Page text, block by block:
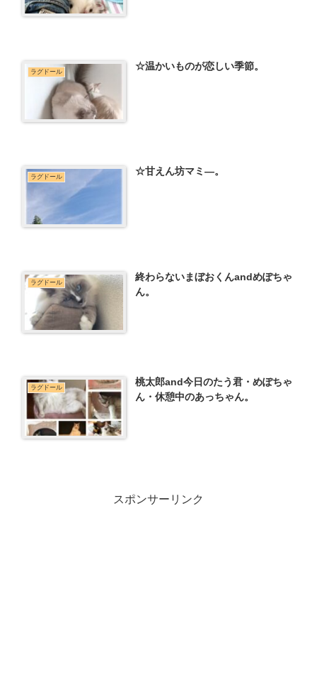
ラグドール ☆温かいものが恋しい季節。
ラグドール ☆甘えん坊マミ―。
ラグドール
終わらないまぼおくんandめぽちゃ
ん。
ラグドール
桃太郎and今日のたう君・めぽちゃ
ん・休憩中のあっちゃん。
スポンサーリンク